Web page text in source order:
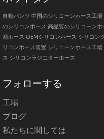
自動パンツ 中国のシリコーンホース工場
のシリコンホース 高品質のシリコーンホ
池ホース OEMシリコンホース シリコン
リコンホース装置 シリコーンホース工場
ス シリコンラジエターホース
フォローする
工場
ブログ
私たちに関しては